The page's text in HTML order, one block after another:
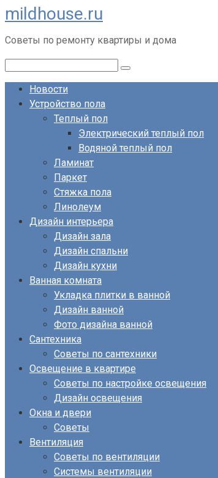
Перейти
к
контенту
mildhouse.ru
Советы по ремонту квартиры и дома
Новости
Устройство пола
Теплый пол
Электрический теплый пол
Водяной теплый пол
Ламинат
Паркет
Стяжка пола
Линолеум
Дизайн интерьера
Дизайн зала
Дизайн спальни
Дизайн кухни
Ванная комната
Укладка плитки в ванной
Дизайн ванной
Фото дизайна ванной
Сантехника
Советы по сантехники
Освещение в квартире
Советы по настройке освещения
Дизайн освещения
Окна и двери
Советы
Вентиляция
Советы по вентиляции
Системы вентиляции